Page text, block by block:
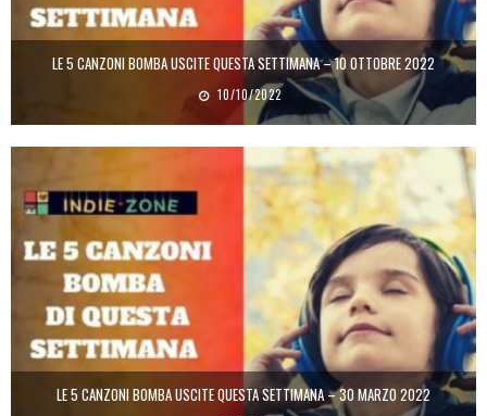
LE 5 CANZONI BOMBA USCITE QUESTA SETTIMANA – 10 OTTOBRE 2022
10/10/2022
LE 5 CANZONI BOMBA USCITE QUESTA SETTIMANA – 30 MARZO 2022